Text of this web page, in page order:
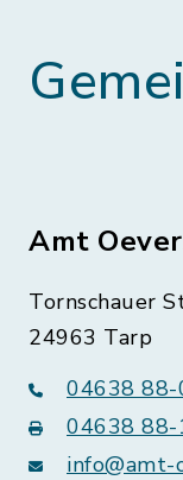
Amt
Tornschauer
24963 Tarp
04638 88-
04638 88-
info@amt-